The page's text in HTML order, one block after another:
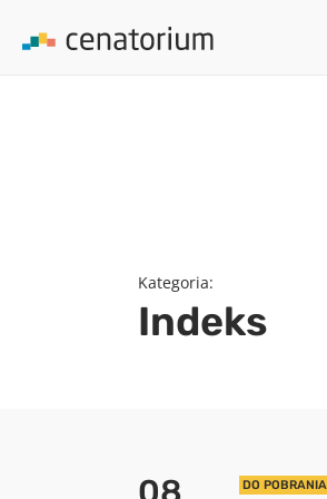
Kategoria:
Indeks
DO POBRANIA